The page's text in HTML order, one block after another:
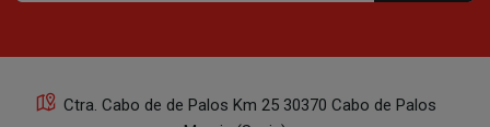
Ctra. Cabo de de Palos Km 25 30370 Cabo de Palos